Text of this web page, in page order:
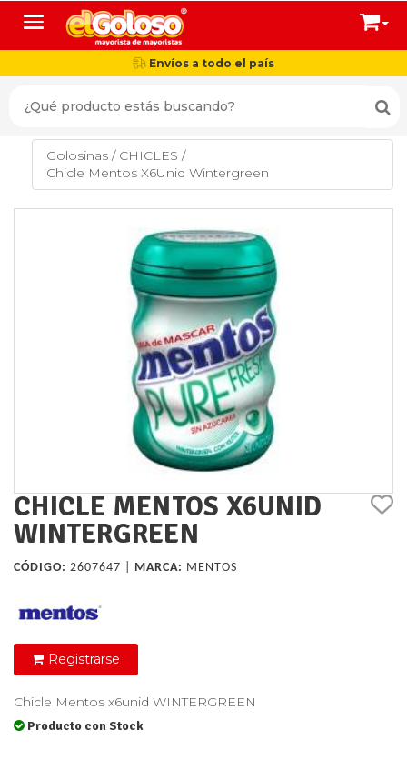
Toggle navigation
Envíos a todo el país
Golosinas / CHICLES /
Chicle Mentos X6Unid Wintergreen
CHICLE MENTOS X6UNID
WINTERGREEN
CÓDIGO: 2607647 | MARCA: MENTOS
Registrarse
Chicle Mentos x6unid WINTERGREEN
Producto con Stock